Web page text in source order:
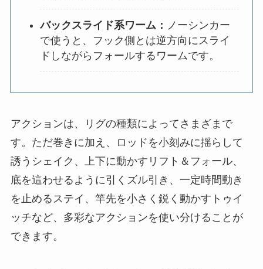
バックスライド系ワーム： ノーシンカー
で使うと、フック側とは逆方向にスライ
ドしながらフォールするワームです。
アクションは、リグの種類によってさまざまで
す。ただ巻きに加え、ロッドを小刻みに揺らして
誘うシェイク、上下に動かすリフト＆フォール、
底を這わせるように引くズル引き、一定時間動き
を止めるステイ、竿先を小さく鋭く動かすトゥイ
ッチなど、多彩なアクションを使い分けることが
できます。